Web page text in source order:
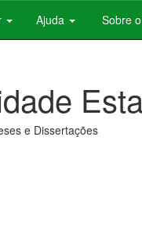
Ajuda Sobre
e Dissertações